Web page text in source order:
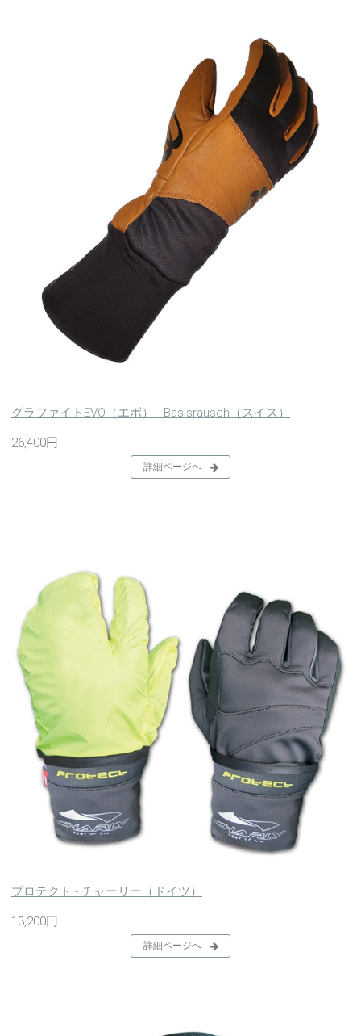
グラファイトEVO（エボ） - Basisrausch（スイス）
26,400円
詳細ページへ
プロテクト - チャーリー（ドイツ）
13,200円
詳細ページへ